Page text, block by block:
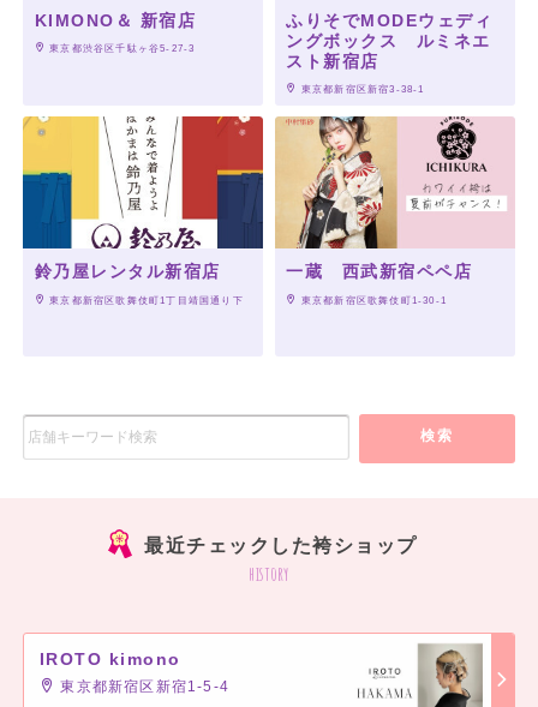
KIMONO＆ 新宿店
東京都渋谷区千駄ヶ谷5-27-3
ふりそでMODEウェディ
ングボックス ルミネエ
スト新宿店
東京都新宿区新宿3-38-1
鈴乃屋レンタル新宿店
東京都新宿区歌舞伎町1丁目靖国通り下
一蔵 西武新宿ペペ店
東京都新宿区歌舞伎町1-30-1
検索
最近チェックした袴ショップ
history
IROTO kimono
東京都新宿区新宿1-5-4